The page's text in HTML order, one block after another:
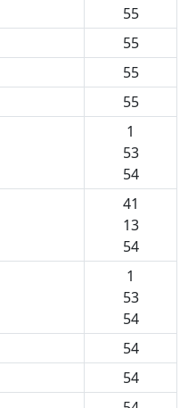
55
55
55
55
1
53
54
41
13
54
1
53
54
54
54